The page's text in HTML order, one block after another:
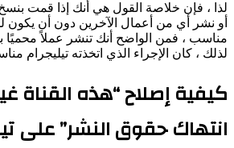
فإن خلاصة القول هي أنك إذا قمت بنسخ أو
أي من أعمال الآخرين دون أن يكون لديك
، فمن الواضح أنك تنشر عملاً محميًا بحقوق
كان الإجراء الذي اتخذته تيليجرام مناسبًا
إصلاح “هذه القناة غير
حقوق النشر” على